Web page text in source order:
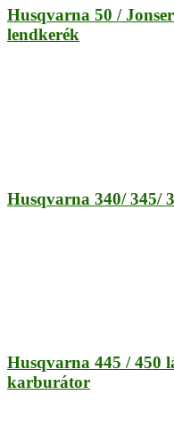
Husqvarna 50 /
lendkerék
Husqvarna 340/ 345/
Husqvarna 445 / 450
karburátor